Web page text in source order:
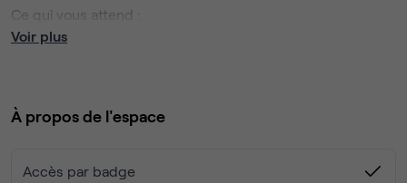
Ce qui vous attend :
Freelances, créatifs, entrepreneurs, étudiants, entreprises
Voir plus
À propos de l'espace
Accès par badge